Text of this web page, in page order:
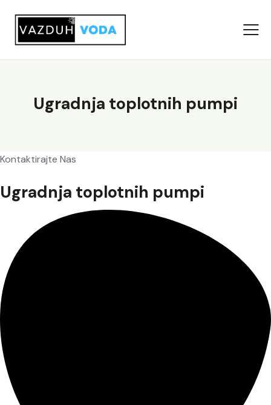
Ugradnja toplotnih pumpi
Kontaktirajte Nas
Ugradnja toplotnih pumpi